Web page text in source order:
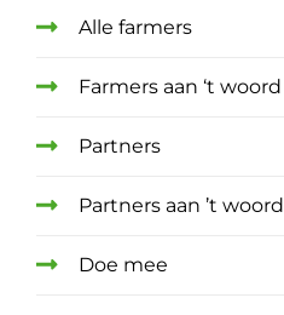
Alle farmers
Farmers aan ‘t woord
Partners
Partners aan ’t woord
Doe mee